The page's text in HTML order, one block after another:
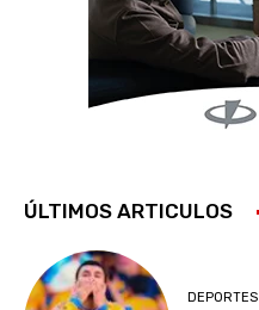
ÚLTIMOS ARTICULOS
DEPORTES